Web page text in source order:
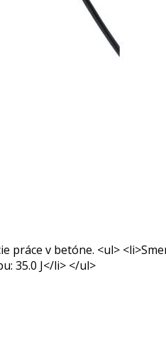
v betóne. <ul>
35.0 J</li> </ul>